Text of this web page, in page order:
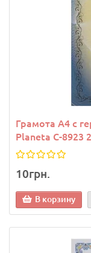
Грамота A4 с
Planeta C-8923
10грн.
В корзину